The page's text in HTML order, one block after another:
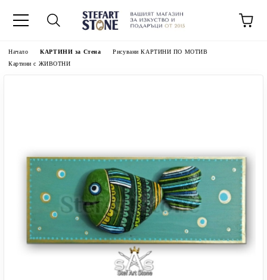
Начало КАРТИНИ за Стена
Рисувани КАРТИНИ ПО МОТИВ
Картини с ЖИВОТНИ